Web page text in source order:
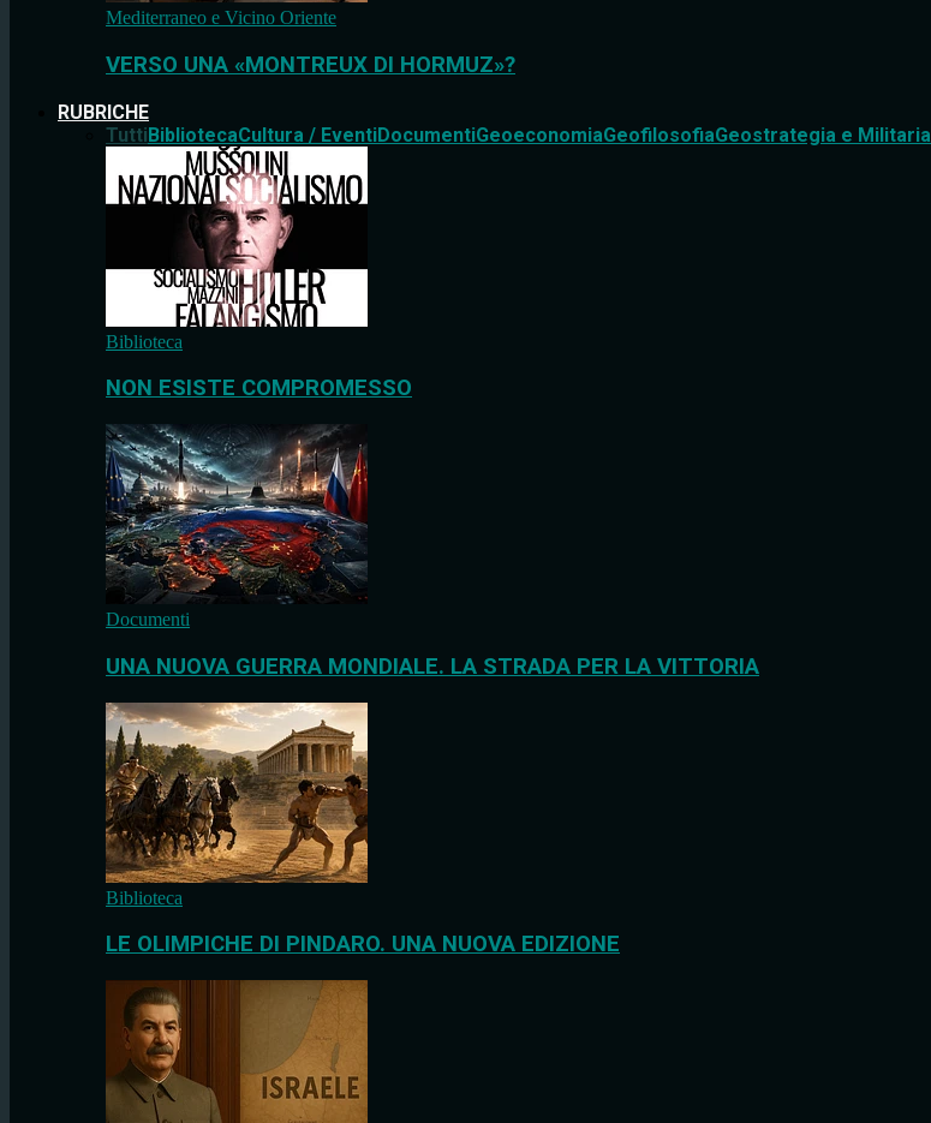
Mediterraneo e Vicino Oriente
VERSO UNA «MONTREUX DI HORMUZ»?
RUBRICHE
TuttiBibliotecaCultura / EventiDocumentiGeoeconomiaGeofilosofiaGeostrategia e Militaria
Biblioteca
NON ESISTE COMPROMESSO
Documenti
UNA NUOVA GUERRA MONDIALE. LA STRADA PER LA VITTORIA
Biblioteca
LE OLIMPICHE DI PINDARO. UNA NUOVA EDIZIONE